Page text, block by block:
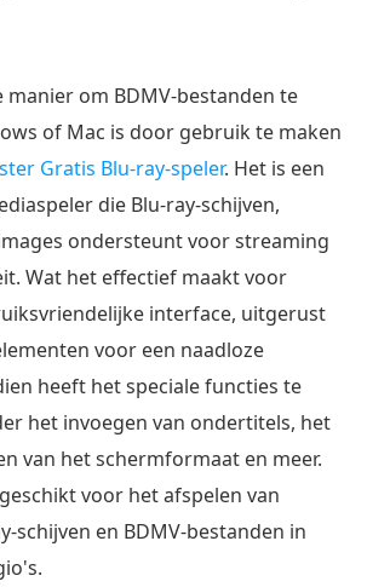
manier om BDMV-bestanden te
of Mac is door gebruik te maken
Gratis Blu-ray-speler. Het is een
die Blu-ray-schijven,
ondersteunt voor streaming
Wat het effectief maakt voor
interface, uitgerust
voor een naadloze
heeft het speciale functies te
het invoegen van ondertitels, het
van het schermformaat en meer.
voor het afspelen van
schijven en BDMV-bestanden in